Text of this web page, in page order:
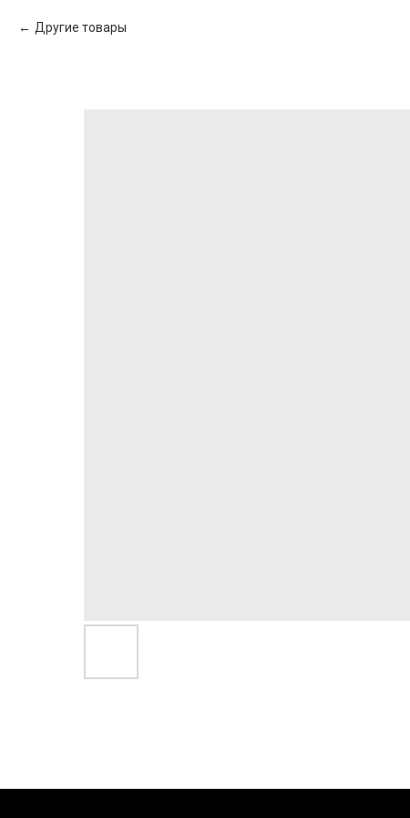
Другие товары